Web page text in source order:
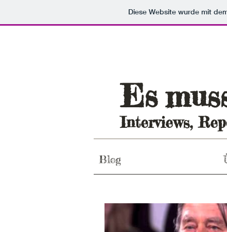
Diese Website wurde mit
Es
Interviews,
Blog